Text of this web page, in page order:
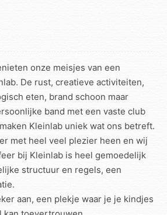
onze meisjes van een
De rust, creatieve activiteiten,
eten, brand schoon maar
band met een vaste club
Kleinlab uniek wat ons betreft.
met heel veel plezier heen en wij
bij Kleinlab is heel gemoedelijk
structuur en regels, een
aan, een plekje waar je je kindjes